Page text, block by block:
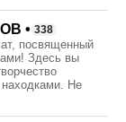
• 338
посвященный
Здесь вы
Не